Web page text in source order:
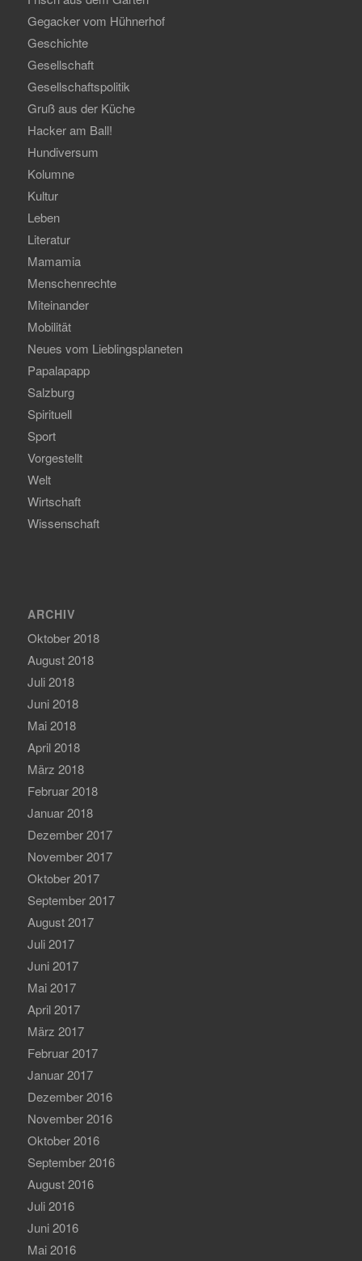
Gegacker vom Hühnerhof
Geschichte
Gesellschaft
Gesellschaftspolitik
Gruß aus der Küche
Hacker am Ball!
Hundiversum
Kolumne
Kultur
Leben
Literatur
Mamamia
Menschenrechte
Miteinander
Mobilität
Neues vom Lieblingsplaneten
Papalapapp
Salzburg
Spirituell
Sport
Vorgestellt
Welt
Wirtschaft
Wissenschaft
ARCHIV
Oktober 2018
August 2018
Juli 2018
Juni 2018
Mai 2018
April 2018
März 2018
Februar 2018
Januar 2018
Dezember 2017
November 2017
Oktober 2017
September 2017
August 2017
Juli 2017
Juni 2017
Mai 2017
April 2017
März 2017
Februar 2017
Januar 2017
Dezember 2016
November 2016
Oktober 2016
September 2016
August 2016
Juli 2016
Juni 2016
Mai 2016